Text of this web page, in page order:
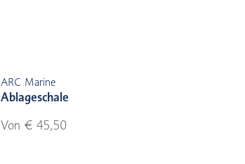
ARC Marine
Ablageschale
Von € 45,50